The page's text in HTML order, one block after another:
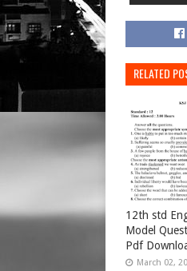
RELATED
12th std
Model
Pdf
March 02,